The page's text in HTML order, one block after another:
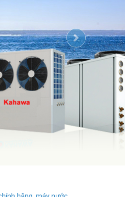
Next
hãng
cho bệnh viện